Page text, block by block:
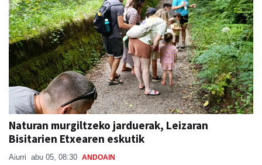
Naturan murgiltzeko jarduerak, Leizaran
Bisitarien Etxearen eskutik
Aiurri abu 05, 08:30 ANDOAIN